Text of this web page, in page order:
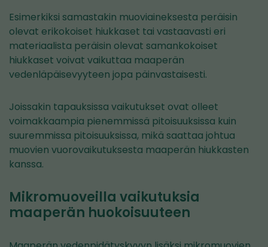
Esimerkiksi samastakin muoviaineksesta peräisin
olevat erikokoiset hiukkaset tai vastaavasti eri
materiaalista peräisin olevat samankokoiset
hiukkaset voivat vaikuttaa maaperän
vedenläpäisevyyteen jopa päinvastaisesti.
Joissakin tapauksissa vaikutukset ovat olleet
voimakkaampia pienemmissä pitoisuuksissa kuin
suuremmissa pitoisuuksissa, mikä saattaa johtua
muovien vuorovaikutuksesta maaperän hiukkasten
kanssa.
Mikromuoveilla vaikutuksia
maaperän huokoisuuteen